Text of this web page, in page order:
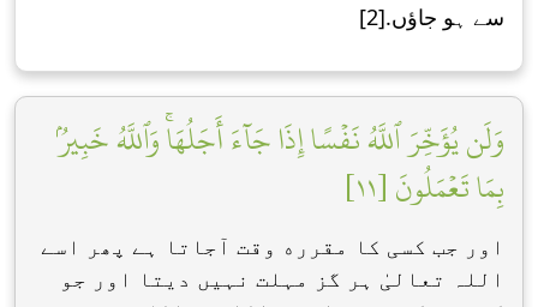
سے ہو جاؤں.[2]
وَلَن يُؤَخِّرَ ٱللَّهُ نَفۡسًا إِذَا جَآءَ أَجَلُهَاۚ وَٱللَّهُ خَبِيرُۢ
بِمَا تَعۡمَلُونَ [١١]
اور جب کسی کا مقرره وقت آجاتا ہے پھر اسے
اللہ تعالیٰ ہر گز مہلت نہیں دیتا اور جو